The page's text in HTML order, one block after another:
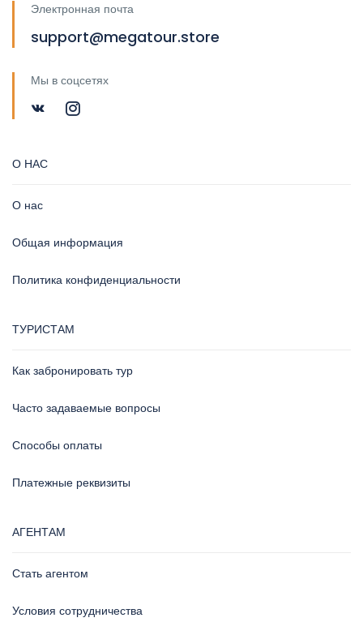
Электронная почта
support@megatour.store
Мы в соцсетях
О НАС
О нас
Общая информация
Политика конфиденциальности
ТУРИСТАМ
Как забронировать тур
Часто задаваемые вопросы
Способы оплаты
Платежные реквизиты
АГЕНТАМ
Стать агентом
Условия сотрудничества